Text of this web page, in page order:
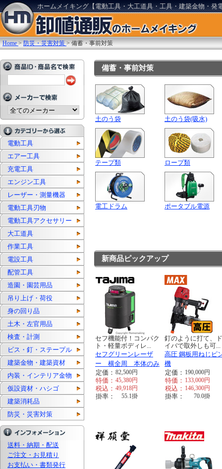
ホームメイキング【電動工具・大工道具・工具・建築金物・発
Home >防災・災害対策 >備蓄・事前対策
電動工具
エアー工具
充電工具
エンジン工具
レーザー・測量機器
電動工具刃物
電動工具アクセサリー
大工道具
作業工具
電設工具
配管工具
造園・園芸用品
吊り上げ・荷役
身の回り品
土木・左官用品
検査・計測
ビス・釘・ステープル
建築金物・建築資材
内装・インテリア金物
仮設資材・ハシゴ
建築消耗品
防災・災害対策
送料・納期・配送
ご注文・お見積り
お支払い・書類発行
備蓄・事前対策
土のう袋 土のう袋(吸水)
テープ類 ロープ類
電工ドラム ポータブル電源
新商品ピックアップ
セフ機能付！コンパク
ト・軽量ボディレ...
セフグリーンレーザ
ー 横全周 本体のみ
定価： 82,500円
特価： 45,380円
税込： 49,918円
掛率： 55.1掛
釘のように打て、
イバで取外しも可...
高圧 鋼板用ねじピ
機
定価： 190,000円
特価： 133,000円
税込： 146,300円
掛率： 70.0掛